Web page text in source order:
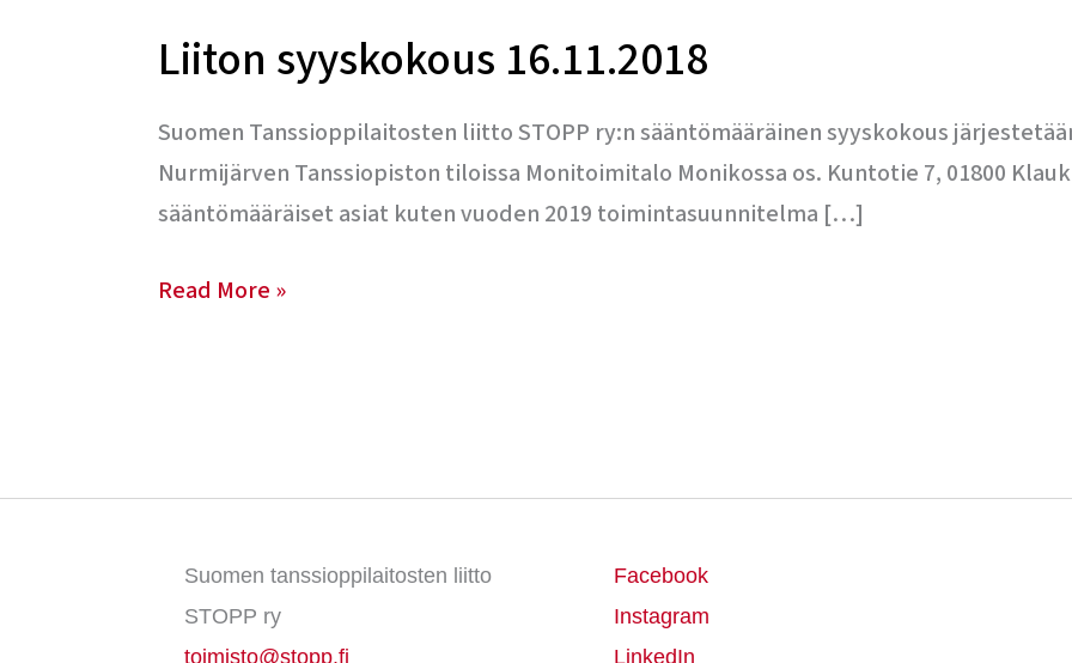
Liiton syyskokous 16.11.2018
Suomen Tanssioppilaitosten liitto STOPP ry:n sääntömääräinen syyskokous
Nurmijärven Tanssiopiston tiloissa Monitoimitalo Monikossa os. Kuntotie 7, 01800
sääntömääräiset asiat kuten vuoden 2019 toimintasuunnitelma […]
Liiton
16.11.2018
Read More »
Suomen tanssioppilaitosten liitto
STOPP ry
toimisto@stopp.fi
Facebook
Instagram
LinkedIn